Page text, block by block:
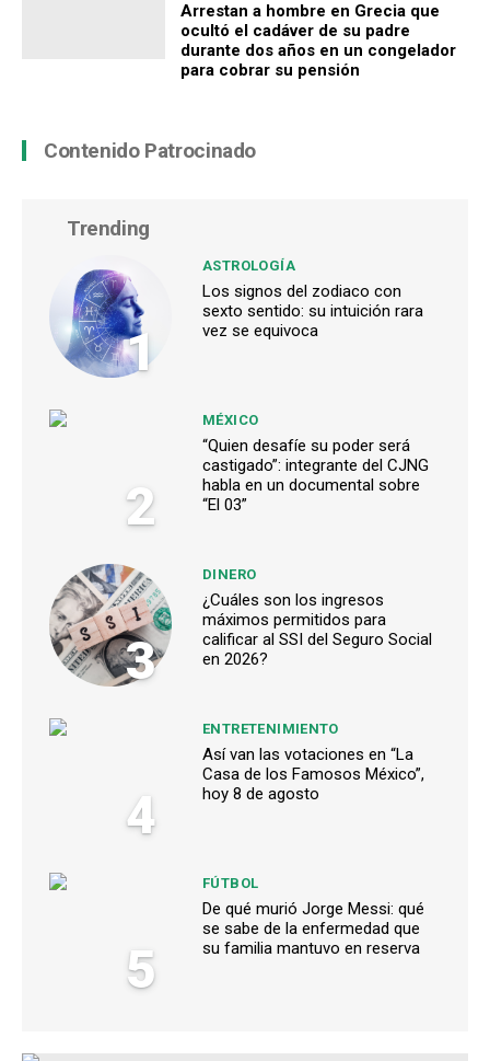
Arrestan a hombre en Grecia que
ocultó el cadáver de su padre
durante dos años en un congelador
para cobrar su pensión
Contenido Patrocinado
Trending
1
ASTROLOGÍA
Los signos del zodiaco con
sexto sentido: su intuición rara
vez se equivoca
2
MÉXICO
“Quien desafíe su poder será
castigado”: integrante del CJNG
habla en un documental sobre
“El 03”
3
DINERO
¿Cuáles son los ingresos
máximos permitidos para
calificar al SSI del Seguro Social
en 2026?
4
ENTRETENIMIENTO
Así van las votaciones en “La
Casa de los Famosos México”,
hoy 8 de agosto
5
FÚTBOL
De qué murió Jorge Messi: qué
se sabe de la enfermedad que
su familia mantuvo en reserva